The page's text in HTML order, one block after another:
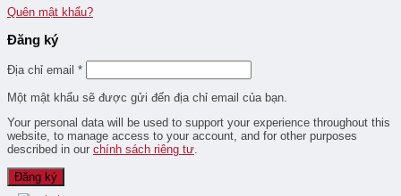
Quên mật khẩu?
Đăng ký
Địa chỉ email *
Một mật khẩu sẽ được gửi đến địa chỉ email của bạn.
Your personal data will be used to support your experience throughout this
website, to manage access to your account, and for other purposes
described in our chính sách riêng tư
Đăng ký